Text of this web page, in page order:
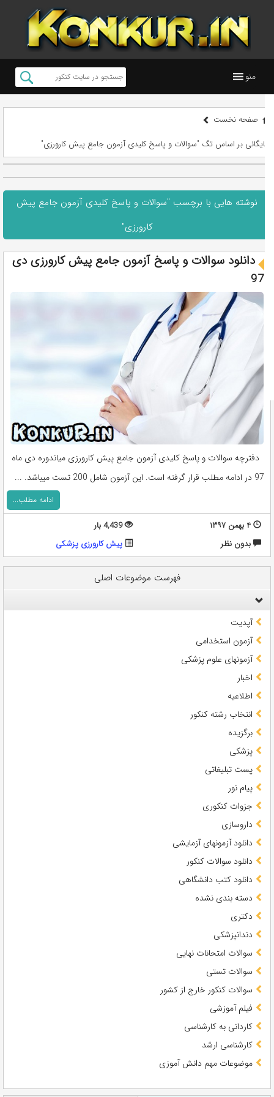
منو
صفحه نخست
بایگانی بر اساس تگ "سوالات و پاسخ کلیدی آزمون جامع پیش کارورزی"
نوشته هایی با برچسب "سوالات و پاسخ کلیدی آزمون جامع پیش
کارورزی"
دانلود سوالات و پاسخ آزمون جامع پیش کارورزی دی
97
دفترچه سوالات و پاسخ کلیدی آزمون جامع پیش کارورزی میاندوره دی ماه
97 در ادامه مطلب قرار گرفته است. این آزمون شامل 200 تست میباشد. ...
ادامه مطلب...
۴ بهمن ۱۳۹۷
4,439 بار
بدون نظر
پیش کارورزی پزشکی
فهرست موضوعات اصلی
آپدیت
آزمون استخدامی
آزمونهای علوم پزشکی
اخبار
اطلاعیه
انتخاب رشته کنکور
برگزیده
پزشکی
پست تبلیغاتی
پیام نور
جزوات کنکوری
داروسازی
دانلود آزمونهای آزمایشی
دانلود سوالات کنکور
دانلود کتب دانشگاهی
دسته بندی نشده
دکتری
دندانپزشکی
سوالات امتحانات نهایی
سوالات تستی
سوالات کنکور خارج از کشور
فیلم آموزشی
کاردانی به کارشناسی
کارشناسی ارشد
موضوعات مهم دانش آموزی